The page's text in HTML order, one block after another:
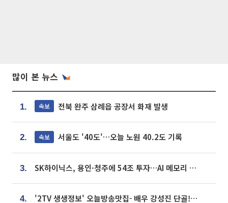
많이 본 뉴스
1. 속보 전북 완주 삼례읍 공장서 화재 발생
2. 속보 서울도 '40도'…오늘 노원 40.2도 기록
3. SK하이닉스, 용인·청주에 54조 투자…AI 메모리 생산기지 키운다
4. '2TV 생생정보' 오늘방송맛집- 배우 강성진 단골! 쌀국수ㆍ푸팟퐁 커리 맛집 '블○○○'